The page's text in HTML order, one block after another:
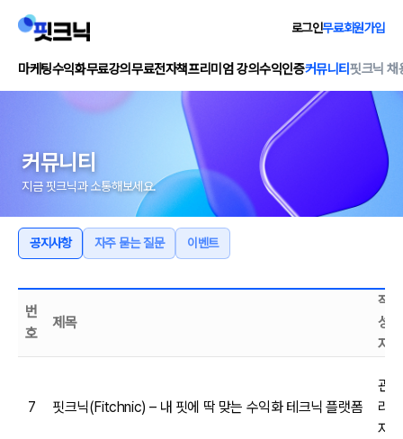
로그인무료회원가입
마케팅수익화무료강의무료전자책프리미엄 강의수익인증커뮤니티핏크닉 채
커뮤니티
지금 핏크닉과 소통해보세요.
공지사항 자주 묻는 질문 이벤트
번
호
제목
작
성
자
7 핏크닉(Fitchnic) – 내 핏에 딱 맞는 수익화 테크닉 플랫폼
관
리
자